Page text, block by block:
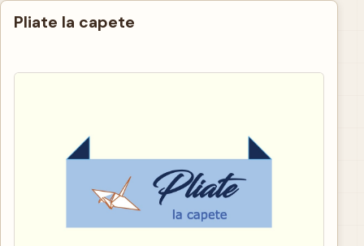
Pliate la capete